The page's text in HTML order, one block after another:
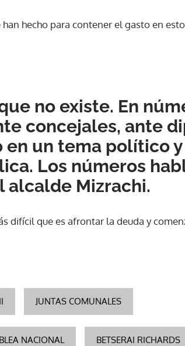
hecho para contener el gasto en
no existe. En
concejales, ante
un tema político
Los números
alcalde Mizrachi.
difícil que es afrontar la deuda y
JUNTAS COMUNALES
NACIONAL BETSERAI RICHARDS